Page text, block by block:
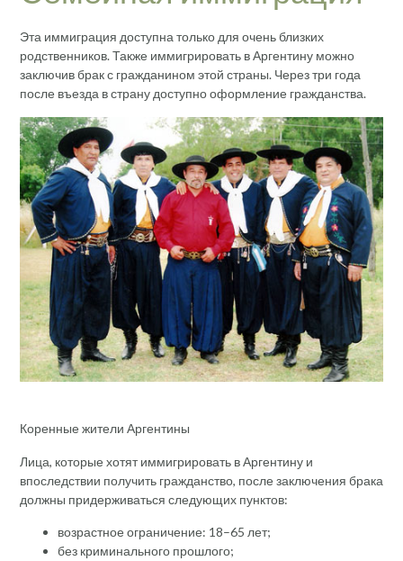
Эта иммиграция доступна только для очень близких
родственников. Также иммигрировать в Аргентину можно
заключив брак с гражданином этой страны. Через три года
после въезда в страну доступно оформление гражданства.
Коренные жители Аргентины
Лица, которые хотят иммигрировать в Аргентину и
впоследствии получить гражданство, после заключения брака
должны придерживаться следующих пунктов:
возрастное ограничение: 18–65 лет;
без криминального прошлого;